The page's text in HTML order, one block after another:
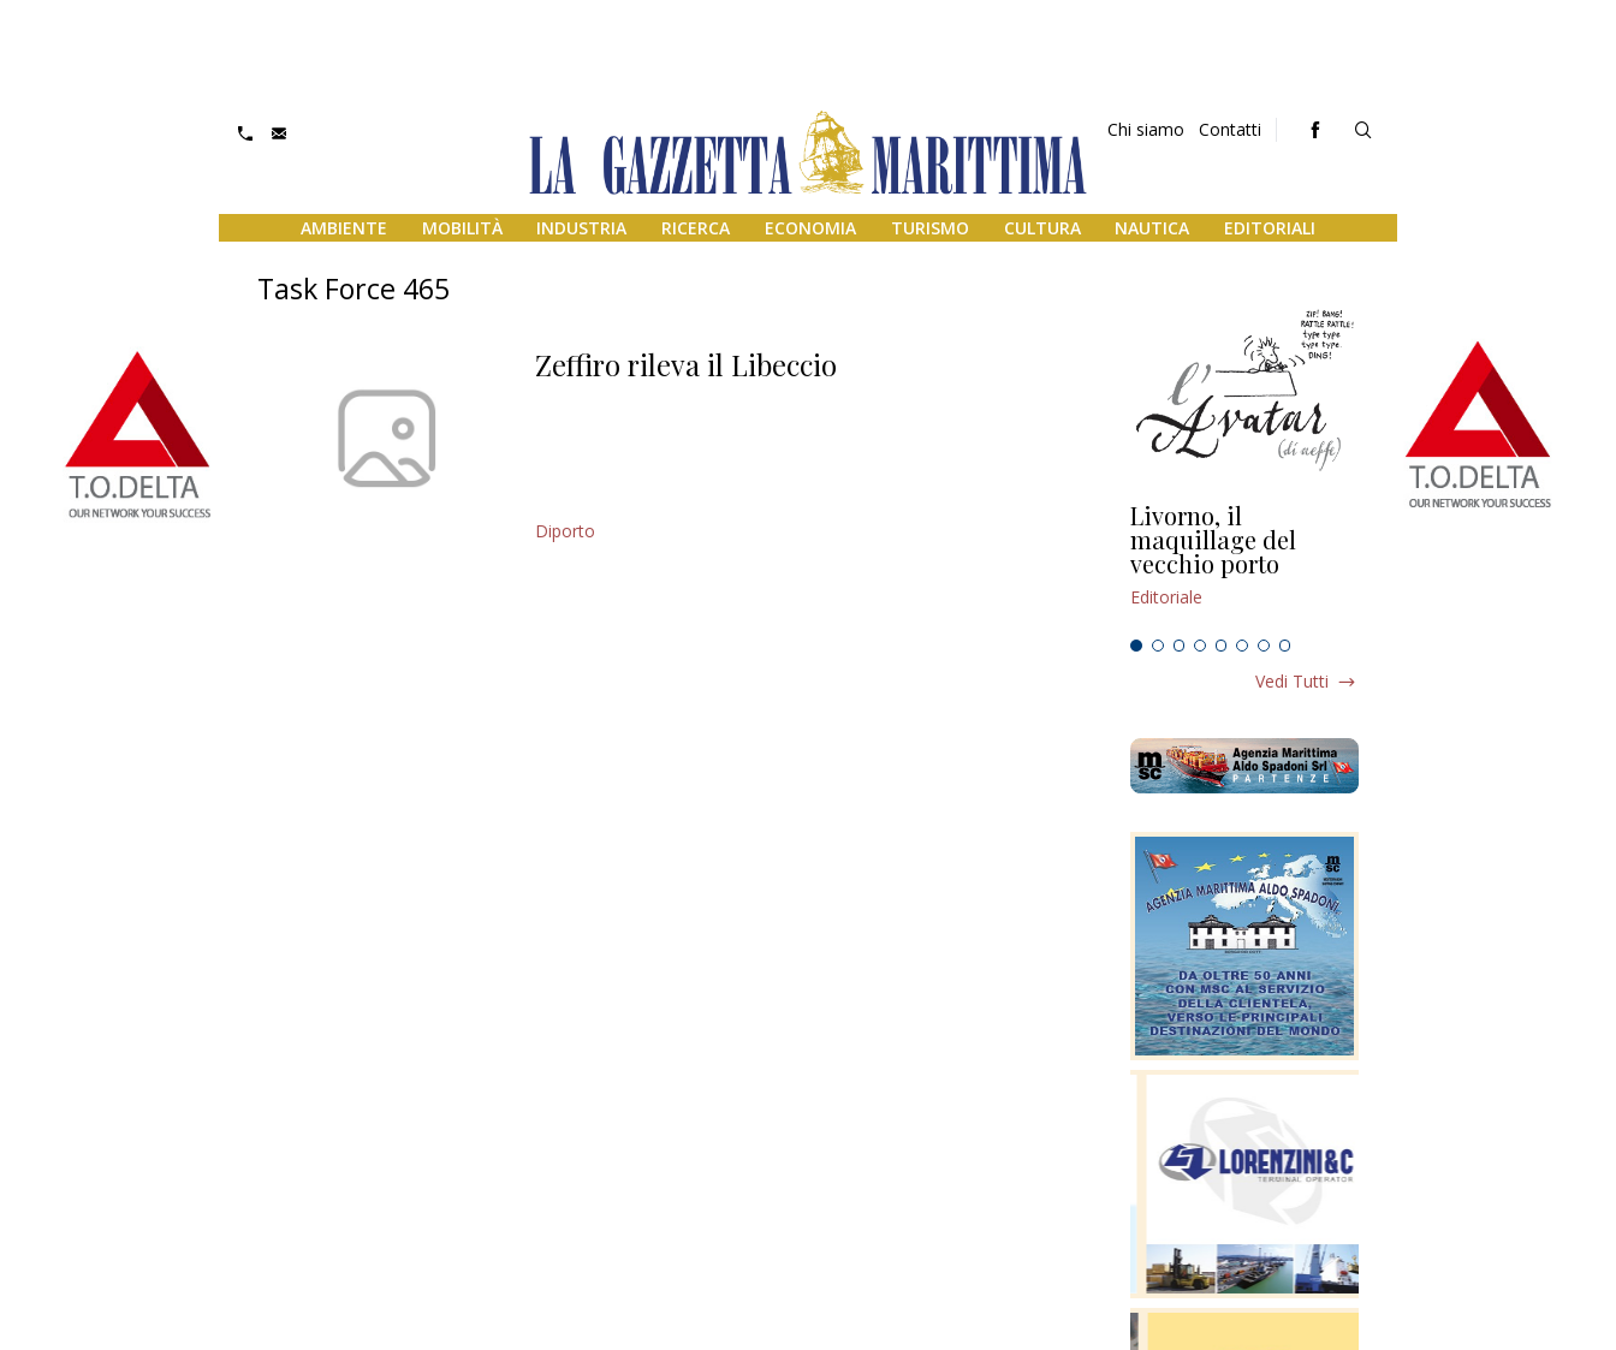
Chi siamo Contatti
AMBIENTE MOBILITÀ INDUSTRIA RICERCA ECONOMIA TURISMO CULTURA NAUTICA EDITORIALI
Task Force 465
Zeffiro rileva il Libeccio
Diporto Livorno, il
maquillage del
vecchio porto
Editoriale
L’uscita di scena di
Vedi Tutti